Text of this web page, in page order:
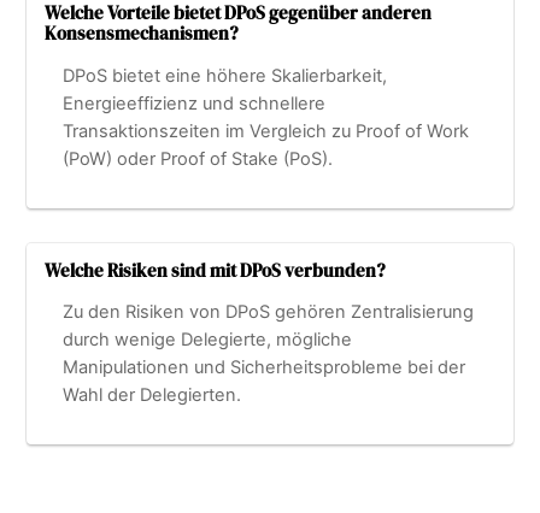
Welche Vorteile bietet DPoS gegenüber anderen
Konsensmechanismen?
DPoS bietet eine höhere Skalierbarkeit,
Energieeffizienz und schnellere
Transaktionszeiten im Vergleich zu Proof of Work
(PoW) oder Proof of Stake (PoS).
Welche Risiken sind mit DPoS verbunden?
Zu den Risiken von DPoS gehören Zentralisierung
durch wenige Delegierte, mögliche
Manipulationen und Sicherheitsprobleme bei der
Wahl der Delegierten.